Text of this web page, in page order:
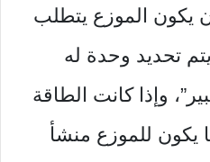
يكون الموزع يتطلب
تحديد وحدة له
مللي أمبير”، وإذا كانت الطاقة
يكون للموزع منشأ